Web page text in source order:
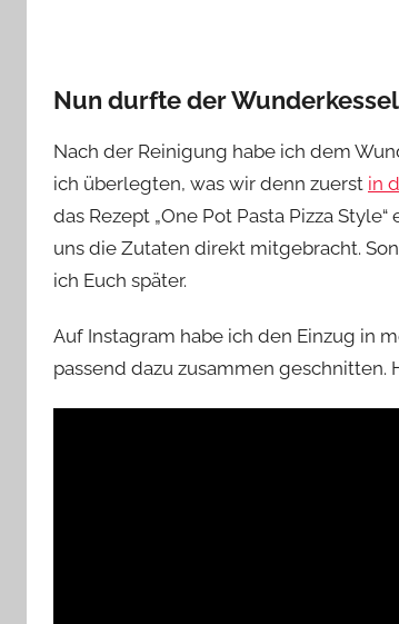
Nun durfte der
Nach der Reinigung habe ich dem
ich überlegten, was wir denn zuerst in
das Rezept „One Pot Pasta Pizza
uns die Zutaten direkt mitgebracht.
ich Euch später.
Auf Instagram habe ich den Einzug in
passend dazu zusammen geschnitten.